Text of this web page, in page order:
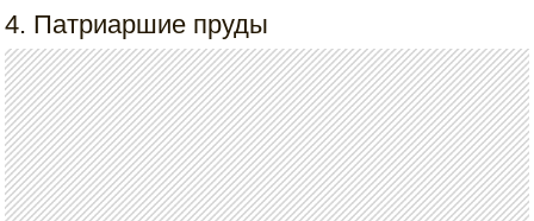
4. Патриаршие пруды